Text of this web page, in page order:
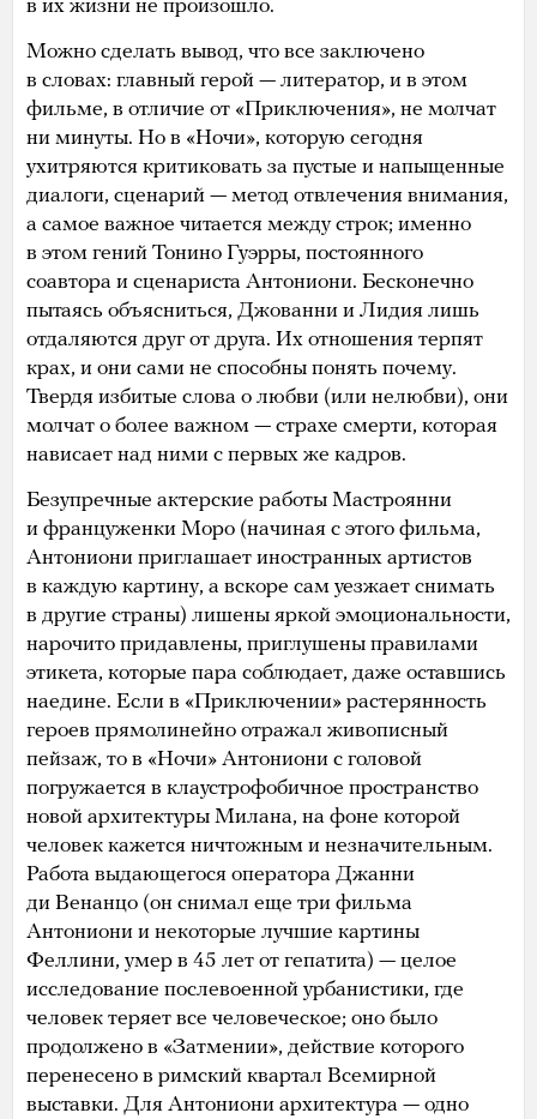
в их жизни не произошло.
Можно сделать вывод, что все заключено
в словах: главный герой — литератор, и в этом
фильме, в отличие от «Приключения», не молчат
ни минуты. Но в «Ночи», которую сегодня
ухитряются критиковать за пустые и напыщенные
диалоги, сценарий — метод отвлечения внимания,
а самое важное читается между строк; именно
в этом гений Тонино Гуэрры, постоянного
соавтора и сценариста Антониони. Бесконечно
пытаясь объясниться, Джованни и Лидия лишь
отдаляются друг от друга. Их отношения терпят
крах, и они сами не способны понять почему.
Твердя избитые слова о любви (или нелюбви), они
молчат о более важном — страхе смерти, которая
нависает над ними с первых же кадров.
Безупречные актерские работы Мастроянни
и француженки Моро (начиная с этого фильма,
Антониони приглашает иностранных артистов
в каждую картину, а вскоре сам уезжает снимать
в другие страны) лишены яркой эмоциональности,
нарочито придавлены, приглушены правилами
этикета, которые пара соблюдает, даже оставшись
наедине. Если в «Приключении» растерянность
героев прямолинейно отражал живописный
пейзаж, то в «Ночи» Антониони с головой
погружается в клаустрофобичное пространство
новой архитектуры Милана, на фоне которой
человек кажется ничтожным и незначительным.
Работа выдающегося оператора Джанни
ди Венанцо (он снимал еще три фильма
Антониони и некоторые лучшие картины
Феллини, умер в 45 лет от гепатита) — целое
исследование послевоенной урбанистики, где
человек теряет все человеческое; оно было
продолжено в «Затмении», действие которого
перенесено в римский квартал Всемирной
выставки. Для Антониони архитектура — одно